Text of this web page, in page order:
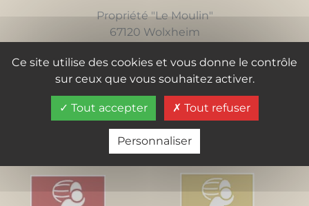
Propriété "Le Moulin"
67120 Wolxheim
ÉCRIVEZ-NOUS
Ce site utilise des cookies et vous donne le contrôle
sur ceux que vous souhaitez activer.
Tout accepter Tout refuser
Personnaliser